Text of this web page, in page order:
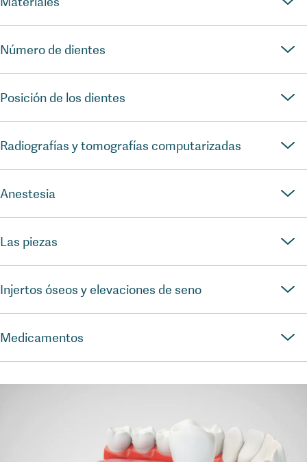
Número de dientes
Posición de los dientes
Radiografías y tomografías computarizadas
Anestesia
Las piezas
Injertos óseos y elevaciones de seno
Medicamentos